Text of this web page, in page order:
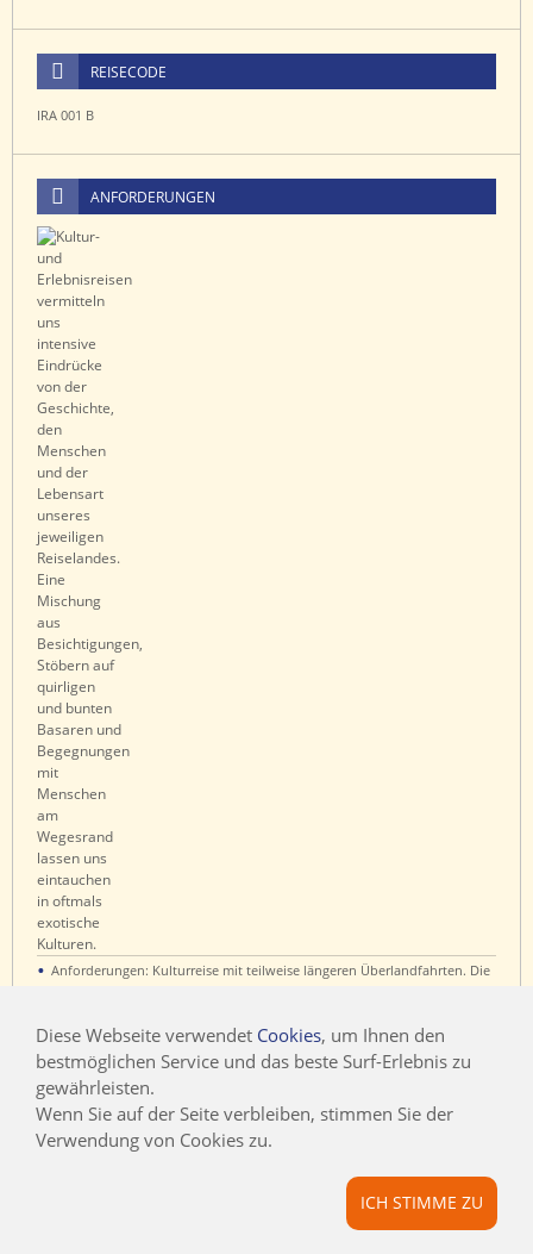
Diese Webseite verwendet Cookies, um Ihnen den
bestmöglichen Service und das beste Surf-Erlebnis zu
gewährleisten.
Wenn Sie auf der Seite verbleiben, stimmen Sie der
Verwendung von Cookies zu.
ICH STIMME ZU
REISECODE
IRA 001 B
ANFORDERUNGEN
• Anforderungen: Kulturreise mit teilweise längeren Überlandfahrten. Die
Reiseverlaufs notwendig machen. Bitte beachten: Für Frauen gelten
spezielle Bekleidungsvorschriften (siehe Reise-Info). Nicht geeignet für
Menschen mit eingeschränkter Mobilität.